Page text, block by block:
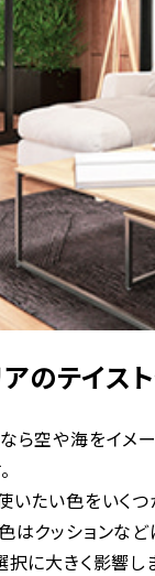
テイス
ら空や海をイメ
いたい色をいく
クッションなど
択に大きく影響